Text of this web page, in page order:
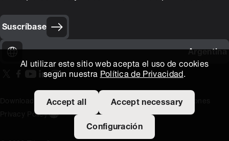
Al utilizar este sitio web acepta el uso de cookies
según nuestra Política de Privacidad .
Accept all Accept necessary
Configuración
Suscríbase
Argentina
On our X page
(Opens in new window)
On our Facebook page
(Opens in new window)
On our Youtube page
(Opens in new window)
(Opens in new window)
On our Instagram page
(Opens in new window)
Download areaTitus Expertise ExtranetTerminos y Condiciones
Privacy Policy
Open the cookie settings banner